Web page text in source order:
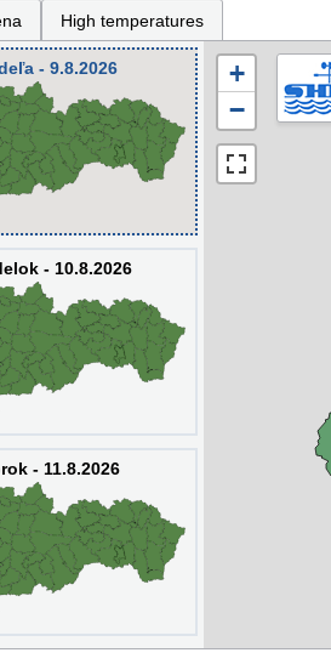
High temperatures
- 9.8.2026
- 10.8.2026
- 11.8.2026
+
−